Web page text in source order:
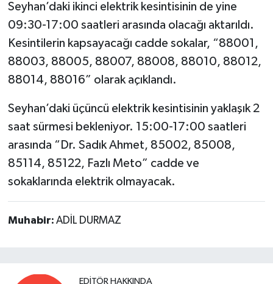
Seyhan’daki ikinci elektrik kesintisinin de yine
09:30-17:00 saatleri arasında olacağı aktarıldı.
Kesintilerin kapsayacağı cadde sokalar, “88001,
88003, 88005, 88007, 88008, 88010, 88012,
88014, 88016” olarak açıklandı.
Seyhan’daki üçüncü elektrik kesintisinin yaklaşık 2
saat sürmesi bekleniyor. 15:00-17:00 saatleri
arasında “Dr. Sadık Ahmet, 85002, 85008,
85114, 85122, Fazlı Meto” cadde ve
sokaklarında elektrik olmayacak.
Muhabir: ADİL DURMAZ
EDITÖR HAKKINDA